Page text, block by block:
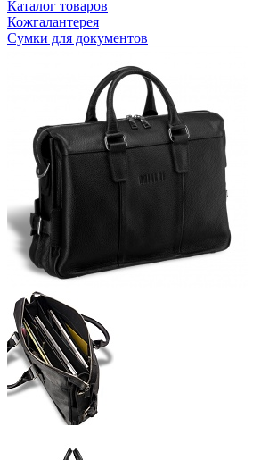
Каталог товаров
Кожгалантерея
Сумки для документов